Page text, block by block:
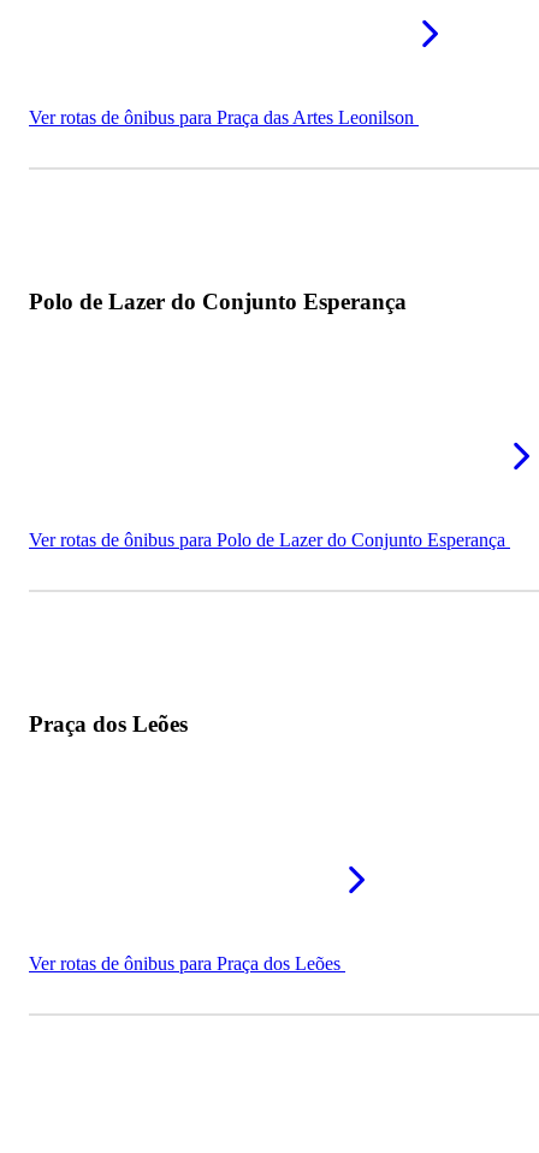
Ver rotas de ônibus para Praça das Artes Leonilson
Polo de Lazer do Conjunto Esperança
Ver rotas de ônibus para Polo de Lazer do Conjunto Esperança
Praça dos Leões
Ver rotas de ônibus para Praça dos Leões